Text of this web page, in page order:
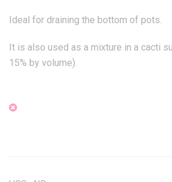
Ideal for draining the bottom of pots.
It is also used as a mixture in a cacti
15% by volume).